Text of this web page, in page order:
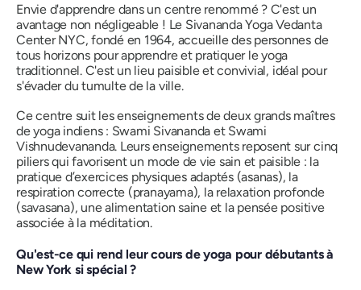
Envie d'apprendre dans un centre renommé ? C'est un
avantage non négligeable ! Le Sivananda Yoga Vedanta
Center NYC, fondé en 1964, accueille des personnes de
tous horizons pour apprendre et pratiquer le yoga
traditionnel. C'est un lieu paisible et convivial, idéal pour
s'évader du tumulte de la ville.
Ce centre suit les enseignements de deux grands maîtres
de yoga indiens : Swami Sivananda et Swami
Vishnudevananda. Leurs enseignements reposent sur cinq
piliers qui favorisent un mode de vie sain et paisible : la
pratique d’exercices physiques adaptés (asanas), la
respiration correcte (pranayama), la relaxation profonde
(savasana), une alimentation saine et la pensée positive
associée à la méditation.
Qu'est-ce qui rend leur cours de yoga pour débutants à
New York si spécial ?